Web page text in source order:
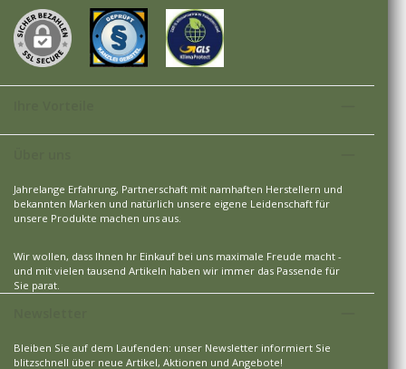
Jahrelange Erfahrung, Partnerschaft mit namhaften Herstellern und
bekannten Marken und natürlich unsere eigene Leidenschaft für
unsere Produkte machen uns aus.
Wir wollen, dass Ihnen hr Einkauf bei uns maximale Freude macht -
und mit vielen tausend Artikeln haben wir immer das Passende für
Sie parat.
Bleiben Sie auf dem Laufenden: unser Newsletter informiert Sie
blitzschnell über neue Artikel, Aktionen und Angebote!